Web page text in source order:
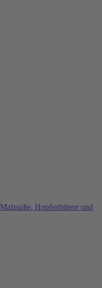
Hopfenbittere und